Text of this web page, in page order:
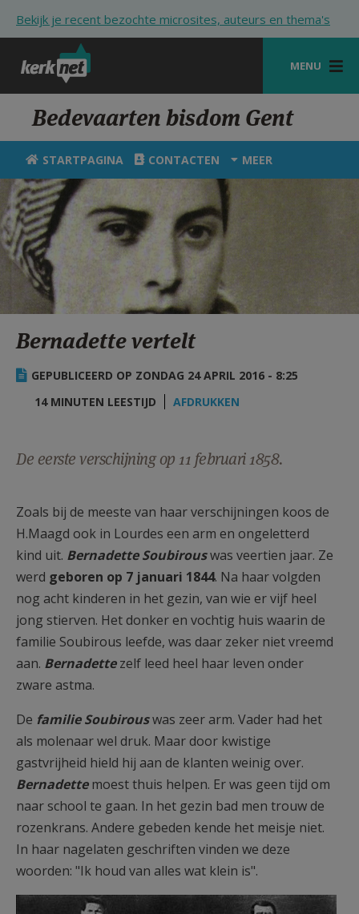
Bekijk je recent bezochte microsites, auteurs en thema's
MENU
STARTPAGINA
KERK
VIERINGEN
SHOP
ZOEKEN
HULP
STARTPAGINA PORTAAL
MIJN PAROCHIE
AANMELDEN OF REGISTREREN
Bedevaarten bisdom Gent
STARTPAGINA CONTACTEN MEER
Bernadette vertelt
GEPUBLICEERD OP ZONDAG 24 APRIL 2016 - 8:25
14 MINUTEN LEESTIJD
AFDRUKKEN
De eerste verschijning op 11 februari 1858.
Zoals bij de meeste van haar verschijningen koos de
H.Maagd ook in Lourdes een arm en ongeletterd
kind uit. Bernadette Soubirouswas veertien jaar. Ze
werd geboren op 7 januari 1844. Na haar volgden
nog acht kinderen in het gezin, van wie er vijf heel
jong stierven. Het donker en vochtig huis waarin de
familie Soubirous leefde, was daar zeker niet vreemd
aan. Bernadettezelf leed heel haar leven onder
zware astma.
De familie Soubirouswas zeer arm. Vader had het
als molenaar wel druk. Maar door kwistige
gastvrijheid hield hij aan de klanten weinig over.
Bernadettemoest thuis helpen. Er was geen tijd om
naar school te gaan. In het gezin bad men trouw de
rozenkrans. Andere gebeden kende het meisje niet.
In haar nagelaten geschriften vinden we deze
woorden: "Ik houd van alles wat klein is".